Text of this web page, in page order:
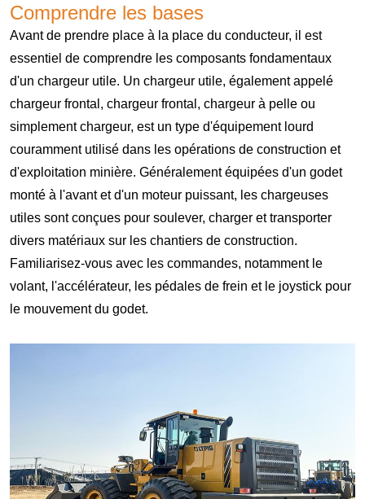
Comprendre les bases
Avant de prendre place à la place du conducteur, il est
essentiel de comprendre les composants fondamentaux
d'un chargeur utile. Un chargeur utile, également appelé
chargeur frontal, chargeur frontal, chargeur à pelle ou
simplement chargeur, est un type d'équipement lourd
couramment utilisé dans les opérations de construction et
d'exploitation minière. Généralement équipées d'un godet
monté à l'avant et d'un moteur puissant, les chargeuses
utiles sont conçues pour soulever, charger et transporter
divers matériaux sur les chantiers de construction.
Familiarisez-vous avec les commandes, notamment le
volant, l'accélérateur, les pédales de frein et le joystick pour
le mouvement du godet.